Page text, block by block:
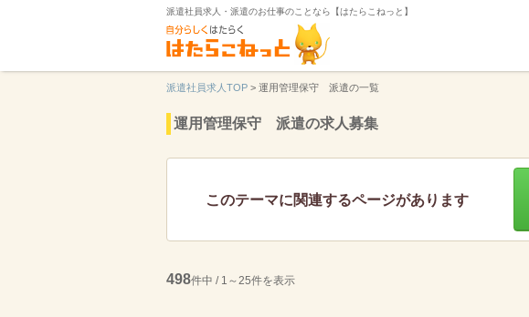
派遣社員求人・派遣のお仕事のことなら【はたらこねっと】
派遣社員求人TOP > 運用管理保守 派遣の一覧
運用管理保守 派遣の求人募集
このテーマに関連するページがあります
498件中 / 1～25件を表示